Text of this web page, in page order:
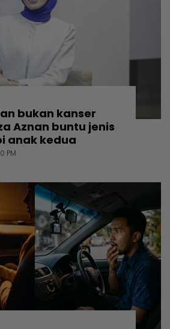
bukan kanser
Aznan buntu jenis
anak kedua
PM